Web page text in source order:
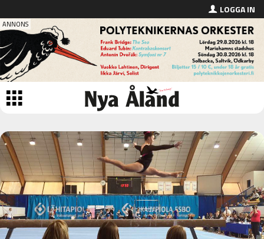
LOGGA IN